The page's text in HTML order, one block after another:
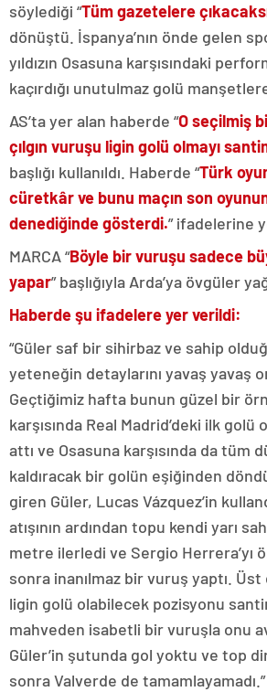
söylediği “Tüm gazetelere
dönüştü. İspanya’nın önde gelen
yıldızın Osasuna karşısındaki
kaçırdığı unutulmaz golü manşetlere
AS’ta yer alan haberde “O seçilmiş
çılgın vuruşu ligin golü olmayı
başlığı kullanıldı. Haberde “Türk
cüretkâr ve bunu maçın son
denediğinde gösterdi.” ifadelerine
MARCA “Böyle bir vuruşu sadece
yapar” başlığıyla Arda’ya övgüler
Haberde şu ifadelere yer verildi:
“Güler saf bir sihirbaz ve sahip
yeteneğin detaylarını yavaş yavaş
Geçtiğimiz hafta bunun güzel bir
karşısında Real Madrid’deki ilk golü
attı ve Osasuna karşısında da tüm
kaldıracak bir golün eşiğinden
giren Güler, Lucas Vázquez’in
atışının ardından topu kendi yarı
metre ilerledi ve Sergio Herrera’yı
sonra inanılmaz bir vuruş yaptı.
ligin golü olabilecek pozisyonu
mahveden isabetli bir vuruşla onu
Güler’in şutunda gol yoktu ve top
sonra Valverde de tamamlayamadı.”